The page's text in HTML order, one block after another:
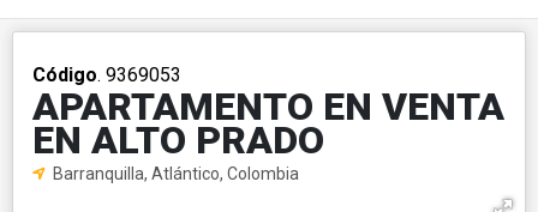
Código. 9369053
APARTAMENTO EN VENTA
EN ALTO PRADO
Barranquilla, Atlántico, Colombia